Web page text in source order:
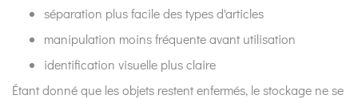
séparation plus facile des types d'articles
manipulation moins fréquente avant utilisation
identification visuelle plus claire
Étant donné que les objets restent enfermés, le stockage ne se